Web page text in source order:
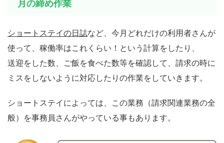
月の締め作業
ショートステイの日誌など、今月どれだけの利用者さんが
使って、稼働率はこれくらい！という計算をしたり、
送迎をした数、ご飯を食べた数等を確認して、請求の時に
ミスをしないように対応したりの作業をしていきます。
ショートステイによっては、この業務（請求関連業務の全
般）を事務員さんがやっている事もあります。